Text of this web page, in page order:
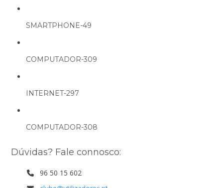
SMARTPHONE-49
COMPUTADOR-309
INTERNET-297
COMPUTADOR-308
Dúvidas? Fale connosco:
96 50 15 602